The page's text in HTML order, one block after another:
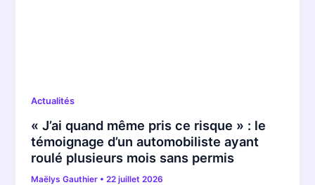
Actualités
« J’ai quand même pris ce risque » : le
témoignage d’un automobiliste ayant
roulé plusieurs mois sans permis
Maëlys Gauthier •22 juillet 2026